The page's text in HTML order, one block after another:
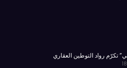
تكرّم رواد التوطين العقاري